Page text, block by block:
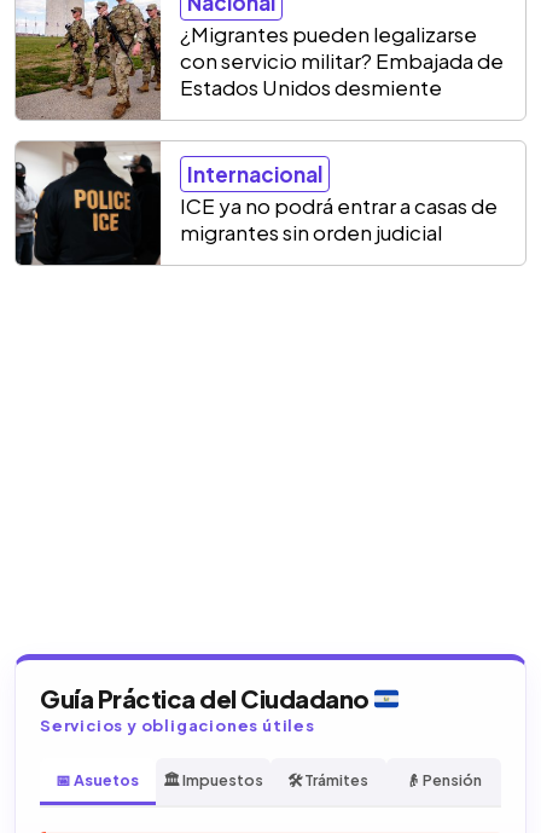
¿Migrantes pueden legalizarse
con servicio militar? Embajada de
Estados Unidos desmiente
Internacional
ICE ya no podrá entrar a casas de
migrantes sin orden judicial
Guía Práctica del Ciudadano
Servicios y obligaciones útiles
📅 Asuetos 🏛️ Impuestos 🛠️ Trámites 👴 Pensión